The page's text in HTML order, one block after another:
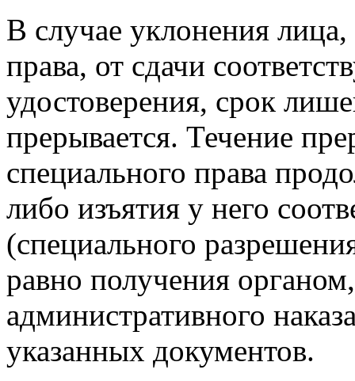
В случае уклонения
права, от сдачи
удостоверения, срок
прерывается. Течение
специального права
либо изъятия у него
(специального
равно получения
административного
указанных документов.